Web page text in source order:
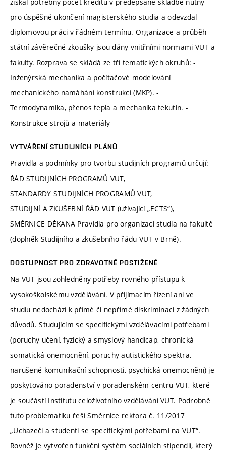
pro úspěšné ukončení magisterského studia a odevzdal
diplomovou práci v řádném termínu. Organizace a průběh
státní závěrečné zkoušky jsou dány vnitřními normami VUT a
fakulty. Rozprava se skládá ze tří tematických okruhů: -
Inženýrská mechanika a počítačové modelování
mechanického namáhání konstrukcí (MKP). -
Termodynamika, přenos tepla a mechanika tekutin. -
Konstrukce strojů a materiály
VYTVÁŘENÍ STUDIJNÍCH PLÁNŮ
Pravidla a podmínky pro tvorbu studijních programů určují:
ŘÁD STUDIJNÍCH PROGRAMŮ VUT,
STANDARDY STUDIJNÍCH PROGRAMŮ VUT,
STUDIJNÍ A ZKUŠEBNÍ ŘÁD VUT (užívající „ECTS“),
SMĚRNICE DĚKANA Pravidla pro organizaci studia na fakultě
(doplněk Studijního a zkušebního řádu VUT v Brně).
DOSTUPNOST PRO ZDRAVOTNĚ POSTIŽENÉ
Na VUT jsou zohledněny potřeby rovného přístupu k
vysokoškolskému vzdělávání. V přijímacím řízení ani ve
studiu nedochází k přímé či nepřímé diskriminaci z žádných
důvodů. Studujícím se specifickými vzdělávacími potřebami
(poruchy učení, fyzický a smyslový handicap, chronická
somatická onemocnění, poruchy autistického spektra,
narušené komunikační schopnosti, psychická onemocnění) je
poskytováno poradenství v poradenském centru VUT, které
je součástí Institutu celoživotního vzdělávání VUT. Podrobně
tuto problematiku řeší Směrnice rektora č. 11/2017
„Uchazeči a studenti se specifickými potřebami na VUT“.
Rovněž je vytvořen funkční systém sociálních stipendií, který